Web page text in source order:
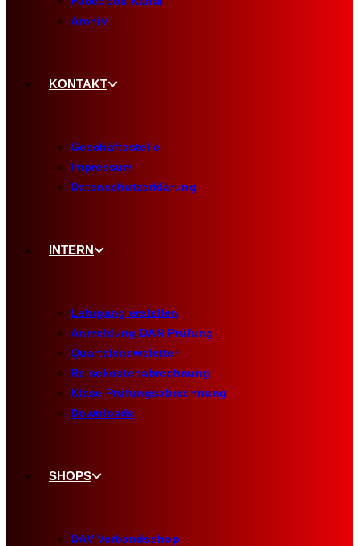
Archiv
KONTAKT
Geschäftsstelle
Impressum
Datenschutzerklärung
INTERN
Lehrgang erstellen
Anmeldung DAN Prüfung
Quartalsnewsletter
Reisekostenabrechnung
Klase Prüfungsabrechnung
Downloads
SHOPS
DAV Verbandsshop